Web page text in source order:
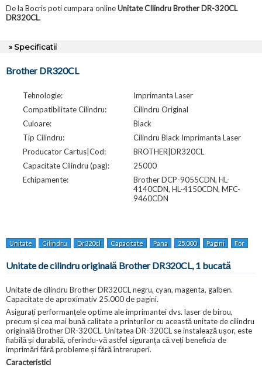
De la Bocris poti cumpara onlineUnitate CIlindru Brother DR-320CL
DR320CL.
» Specificatii
Brother DR320CL
Tehnologie:
Imprimanta Laser
Compatibilitate Cilindru:
Cilindru Original
Culoare:
Black
Tip Cilindru:
Cilindru Black Imprimanta Laser
Producator Cartus|Cod:
BROTHER|DR320CL
Capacitate Cilindru (pag):
25000
Echipamente:
Brother DCP-9055CDN, HL-
4140CDN, HL-4150CDN, MFC-
9460CDN
Unitate Cilindru Dr320cl Capacitate Pana 25.000 Pagini For
Unitate de cilindru originală Brother DR320CL, 1 bucată
Unitate de cilindru Brother DR320CL negru, cyan, magenta, galben.
Capacitate de aproximativ 25.000 de pagini.
Asigurați performanțele optime ale imprimantei dvs. laser de birou,
precum și cea mai bună calitate a printurilor cu această unitate de cilindru
originală Brother DR-320CL. Unitatea DR-320CL se instalează ușor, este
fiabilă și durabilă, oferindu-vă astfel siguranța că veți beneficia de
imprimări fără probleme și fără întreruperi.
Caracteristici